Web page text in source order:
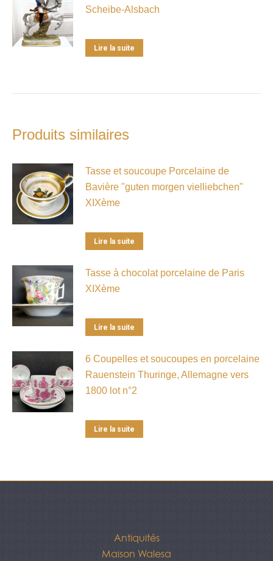
Scheibe-Alsbach
Lire la suite
Produits similaires
Tasse et soucoupe Porcelaine de
Bavière "guten morgen vielliebchen"
XIXème
Lire la suite
Tasse à chocolat porcelaine de Paris
XIXème
Lire la suite
6 Coupelles et soucoupes en porcelaine
Rauenstein Thuringe, Allemagne vers
1800 lot n°2
Lire la suite
Antiquités
Maison Walesa